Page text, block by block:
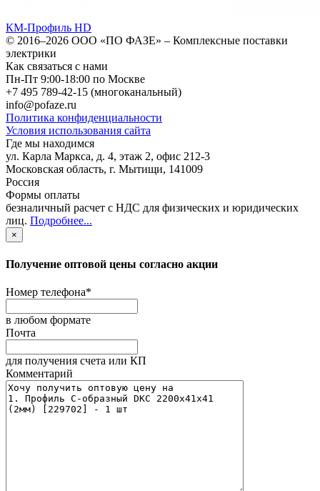
КМ-Профиль HD
© 2016–2026 ООО «ПО ФАЗЕ» – Комплексные поставки
электрики
Как связаться с нами
Пн-Пт 9:00-18:00 по Москве
+7 495 789-42-15 (многоканальный)
info@pofaze.ru
Политика конфиденциальности
Условия использования сайта
Где мы находимся
ул. Карла Маркса, д. 4, этаж 2, офис 212-3
Московская область, г. Мытищи, 141009
Россия
Формы оплаты
безналичный расчет с НДС для физических и юридических
лиц. Подробнее...
×
Получение оптовой цены согласно акции
Номер телефона*
в любом формате
Почта
для получения счета или КП
Комментарий